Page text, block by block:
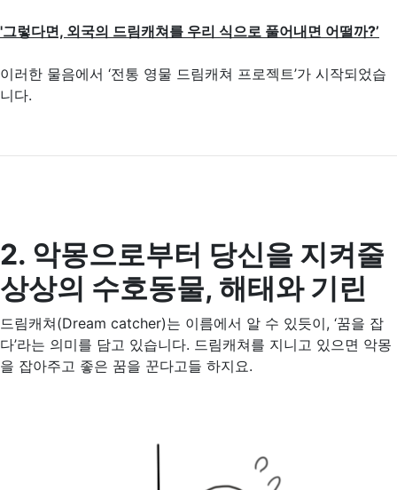
'그렇다면, 외국의 드림캐쳐를 우리 식으로 풀어내면 어떨까?’
이러한 물음에서 ‘전통 영물 드림캐쳐 프로젝트’가 시작되었습
니다.
2. 악몽으로부터 당신을 지켜줄
상상의 수호동물, 해태와 기린
드림캐쳐(Dream catcher)는 이름에서 알 수 있듯이, ‘꿈을 잡
다’라는 의미를 담고 있습니다. 드림캐쳐를 지니고 있으면 악몽
을 잡아주고 좋은 꿈을 꾼다고들 하지요.